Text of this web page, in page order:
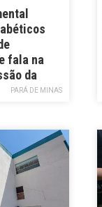
fala na
da
PARÁ DE MINAS